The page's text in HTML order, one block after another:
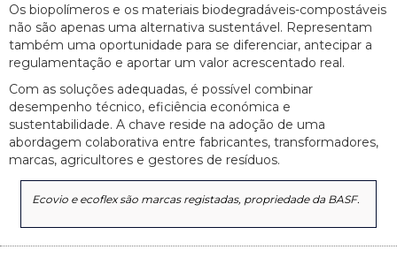
Os biopolímeros e os materiais biodegradáveis-compostáveis
não são apenas uma alternativa sustentável. Representam
também uma oportunidade para se diferenciar, antecipar a
regulamentação e aportar um valor acrescentado real.
Com as soluções adequadas, é possível combinar
desempenho técnico, eficiência económica e
sustentabilidade. A chave reside na adoção de uma
abordagem colaborativa entre fabricantes, transformadores,
marcas, agricultores e gestores de resíduos.
Ecovio e ecoflex são marcas registadas, propriedade da BASF.